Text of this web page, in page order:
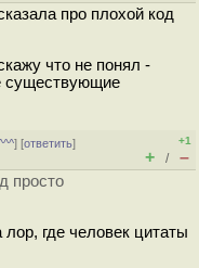
про плохой код
что не понял -
существующие
] [ответить]
+1
+ / –
просто
где человек цитаты